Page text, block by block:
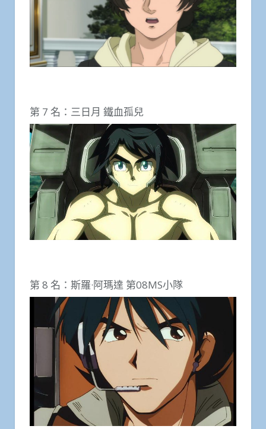
第 7 名：三日月 鐵血孤兒
第 8 名：斯羅·阿瑪達 第08MS小隊